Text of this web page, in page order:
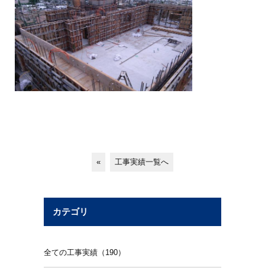
« 工事実績一覧へ
カテゴリ
全ての工事実績（190）